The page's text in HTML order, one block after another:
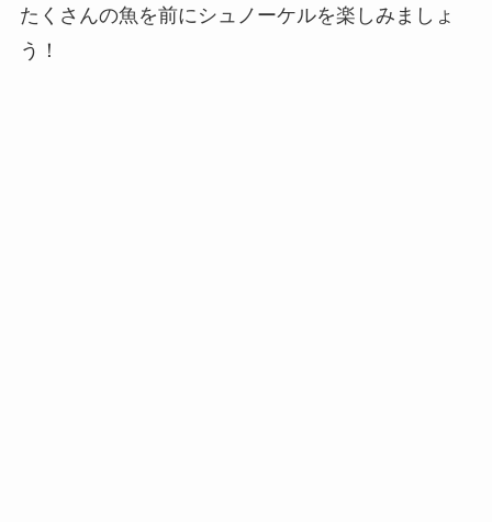
たくさんの魚を前にシュノーケルを楽しみましょ
う！